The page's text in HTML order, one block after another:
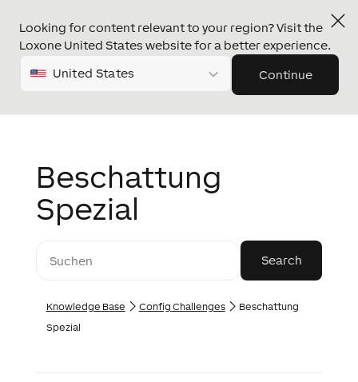
Looking for content relevant to your region? Visit the
Loxone United States website for a better experience.
United States Continue
Beschattung
Spezial
Knowledge Base Config Challenges
Beschattung
Spezial